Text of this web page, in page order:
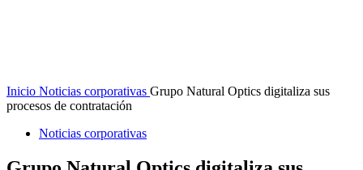
Inicio Noticias corporativas Grupo Natural Optics digitaliza sus
procesos de contratación
Noticias corporativas